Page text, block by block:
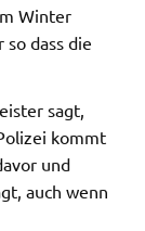
Winter
dass die
sagt,
kommt
und
auch wenn